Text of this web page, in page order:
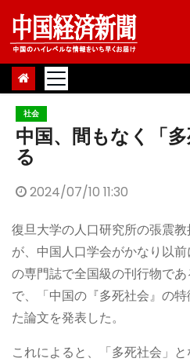
Skip
content
社会
中国、間もなく「
る
2024/07/10 11:30
復旦大学の人口研究所の張震
が、中国人口学会がかなり以
の専門誌で全国級の刊行物で
で、「中国の『多死社会』の
た論文を発表した。
これによると、「多死社会」